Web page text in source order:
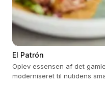
El Patrón
Oplev essensen af ​​det
moderniseret til nutidens